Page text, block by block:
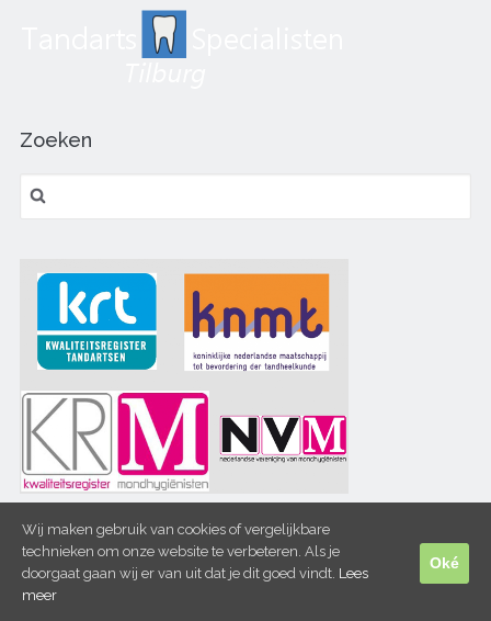
Zoeken
naar:
Wij maken gebruik van cookies of vergelijkbare
technieken om onze website te verbeteren. Als je
doorgaat gaan wij er van uit dat je dit goed vindt. Lees
meer
Oké